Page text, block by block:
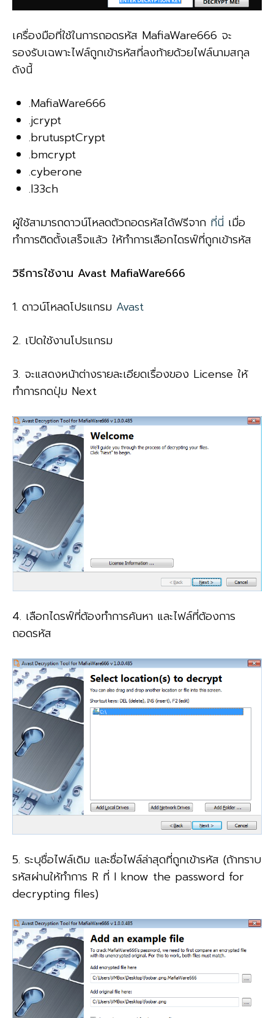
เครื่องมือที่ใช้ในการถอดรหัส MafiaWare666 จะ
รองรับเฉพาะไฟล์ถูกเข้ารหัสที่ลงท้ายด้วยไฟล์นามสกุล
ดังนี้
.MafiaWare666
.jcrypt
.brutusptCrypt
.bmcrypt
.cyberone
.l33ch
ผู้ใช้สามารถดาวน์โหลดตัวถอดรหัสได้ฟรีจาก ที่นี่ เมื่อ
ทำการติดตั้งเสร็จแล้ว ให้ทำการเลือกไดรฟ์ที่ถูกเข้ารหัส
วิธีการใช้งาน Avast MafiaWare666
1. ดาวน์โหลดโปรแกรม Avast
2. เปิดใช้งานโปรแกรม
3. จะแสดงหน้าต่างรายละเอียดเรื่องของ License ให้
ทำการกดปุ่ม Next
4. เลือกไดรฟ์ที่ต้องทำการค้นหา และไฟล์ที่ต้องการ
ถอดรหัส
5. ระบุชื่อไฟล์เดิม และชื่อไฟล์ล่าสุดที่ถูกเข้ารหัส (ถ้าทราบ
รหัสผ่านให้ทำการ R ที่ I know the password for
decrypting files)